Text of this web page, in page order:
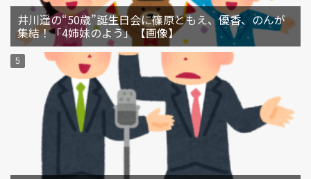
井川遥の“50歳”誕生日会に篠原ともえ、優香、のんが
集結！「4姉妹のよう」【画像】